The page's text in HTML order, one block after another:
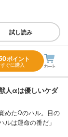
試し読み
ポイント
すぐに購入
人αは優しいケダ
めたΩのハル。目の
ルは運命の番だ」